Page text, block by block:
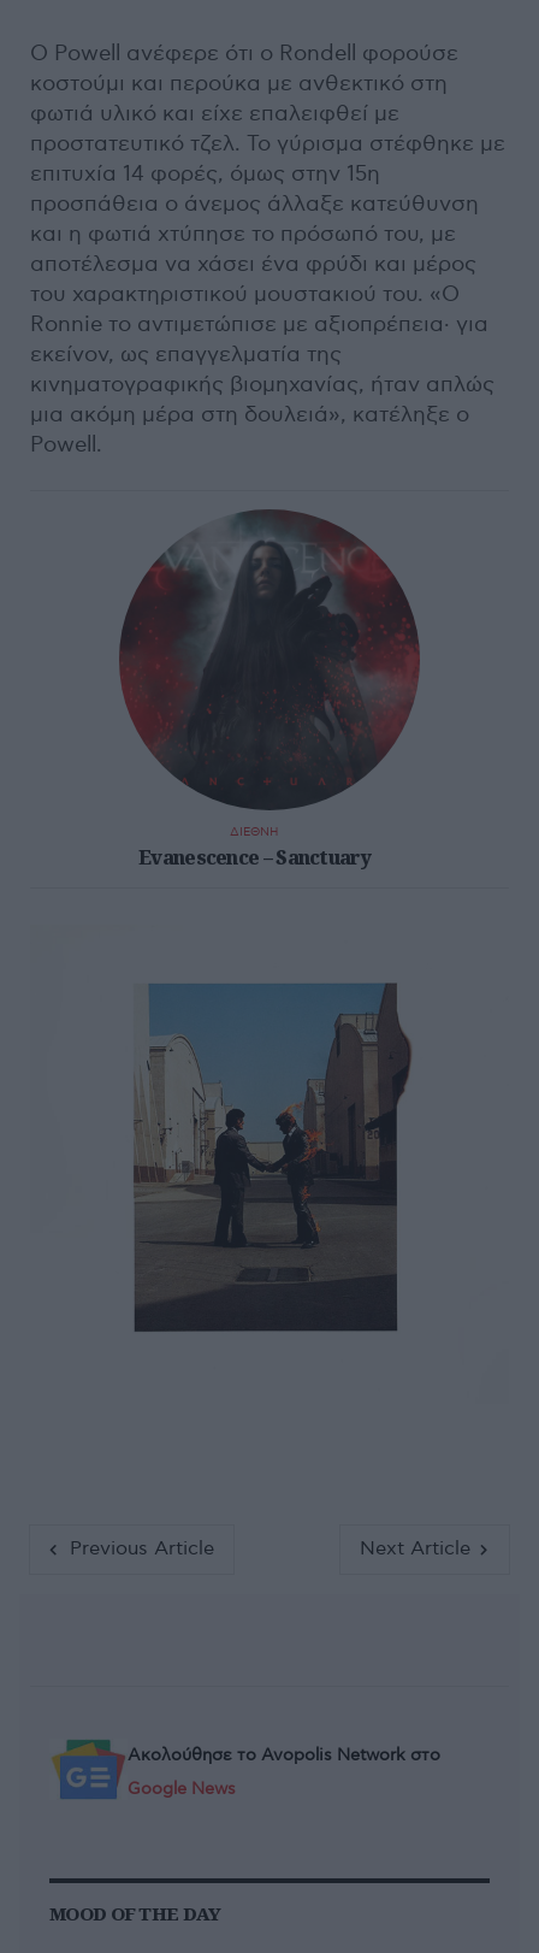
Ο Powell ανέφερε ότι ο Rondell φορούσε
κοστούμι και περούκα με ανθεκτικό στη
φωτιά υλικό και είχε επαλειφθεί με
προστατευτικό τζελ. Το γύρισμα στέφθηκε με
επιτυχία 14 φορές, όμως στην 15η
προσπάθεια ο άνεμος άλλαξε κατεύθυνση
και η φωτιά χτύπησε το πρόσωπό του, με
αποτέλεσμα να χάσει ένα φρύδι και μέρος
του χαρακτηριστικού μουστακιού του. «Ο
Ronnie το αντιμετώπισε με αξιοπρέπεια· για
εκείνον, ως επαγγελματία της
κινηματογραφικής βιομηχανίας, ήταν απλώς
μια ακόμη μέρα στη δουλειά», κατέληξε ο
Powell.
ΔΙΕΘΝΗ
Evanescence – Sanctuary
Previous Article Next Article
Ακολούθησε το Avopolis Network στο
Google News
MOOD OF THE DAY